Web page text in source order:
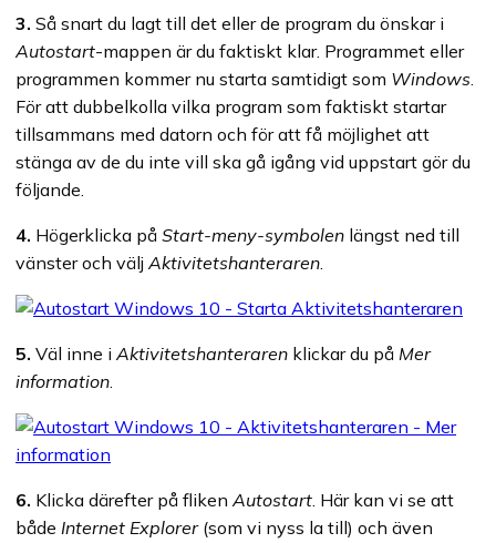
3. Så snart du lagt till det eller de program du önskar i
Autostart-mappen är du faktiskt klar. Programmet eller
programmen kommer nu starta samtidigt som Windows.
För att dubbelkolla vilka program som faktiskt startar
tillsammans med datorn och för att få möjlighet att
stänga av de du inte vill ska gå igång vid uppstart gör du
följande.
4. Högerklicka på Start-meny-symbolen längst ned till
vänster och väljAktivitetshanteraren.
5. Väl inne iAktivitetshanteraren klickar du på Mer
information.
6. Klicka därefter på flikenAutostart. Här kan vi se att
både Internet Explorer(som vi nyss la till) och även